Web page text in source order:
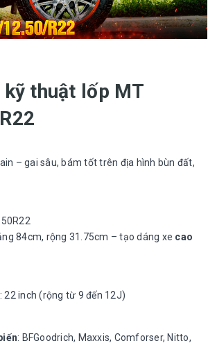
kỹ thuật lốp MT
– gai sâu, bám tốt trên địa hình bùn đất,
84cm, rộng 31.75cm – tạo dáng xe cao
: 22 inch (rộng từ 9 đến 12J)
: BFGoodrich, Maxxis, Comforser, Nitto,